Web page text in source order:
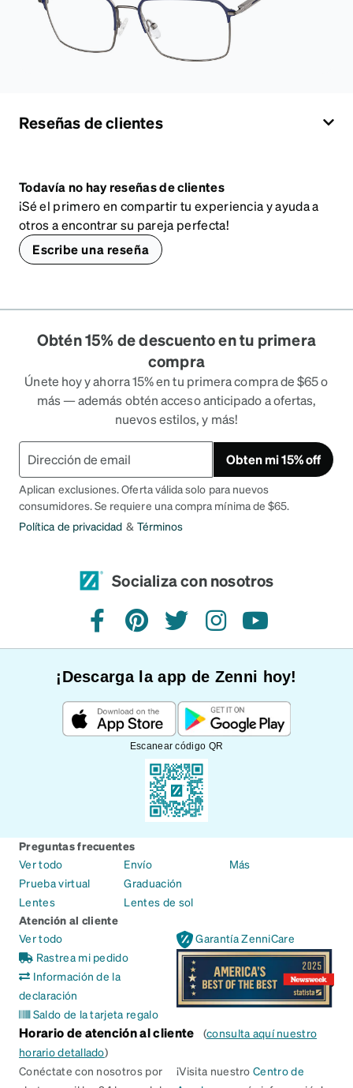
Reseñas de clientes
Todavía no hay reseñas de clientes
¡Sé el primero en compartir tu experiencia y ayuda a
otros a encontrar su pareja perfecta!
Escribe una reseña
Obtén 15% de descuento en tu primera
compra
Únete hoy y ahorra 15% en tu primera compra de $65 o
más — además obtén acceso anticipado a ofertas,
nuevos estilos, y más!
Obten mi 15% off
Aplican exclusiones. Oferta válida solo para nuevos
consumidores. Se requiere una compra mínima de $65.
Política de privacidad & Términos
Socializa con nosotros
FacebookPinterestTwitterInstagramYouTube
¡Descarga la app de Zenni hoy!
Escanear código QR
Preguntas frecuentes
Ver todo
Prueba virtual
Lentes
Envío
Graduación
Lentes de sol
Más
Atención al cliente
Ver todo
Rastrea mi pedido
Información de la
declaración
Saldo de la tarjeta regalo
Garantía ZenniCare
Horario de atención al cliente (consulta aquí nuestro
horario detallado)
Conéctate con nosotros por
¡Visita nuestroCentro de